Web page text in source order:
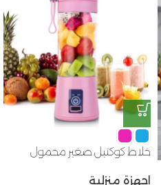
خلاط كوكتيل صغير محمول
اجهزة منزلية